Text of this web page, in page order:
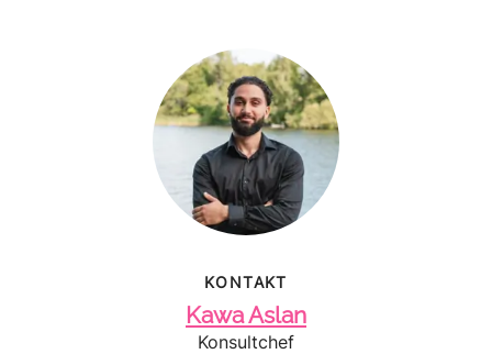
KONTAKT
Kawa Aslan
Konsultchef